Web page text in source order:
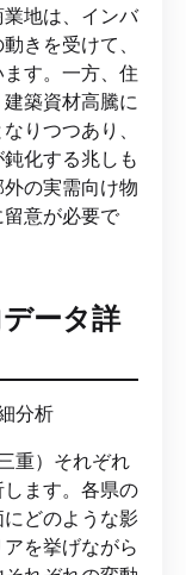
地は、インバ
きを受けて、
す。一方、住
築資材高騰に
りつつあり、
化する兆しも
の実需向け物
意が必要で
ータ詳
重）それぞれ
ます。各県の
どのような影
を挙げながら